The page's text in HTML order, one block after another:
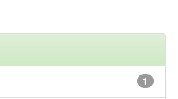
1